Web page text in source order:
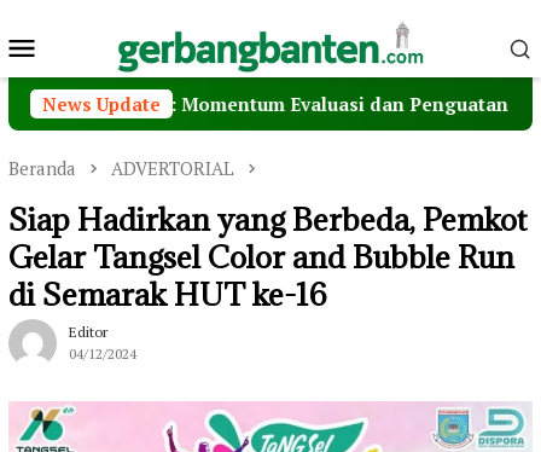
ke
Menu
Mobile
News Update
Serang: Momentum Evaluasi dan Penguatan Kolaborasi
Beranda ADVERTORIAL
Siap Hadirkan yang Berbeda, Pemkot
Gelar Tangsel Color and Bubble Run
di Semarak HUT ke-16
Editor
04/12/2024